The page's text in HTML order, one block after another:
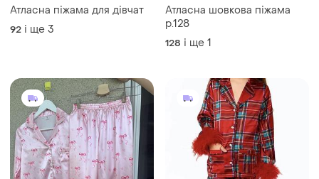
Атласна піжама для дівчат
92 і ще 3
Атласна шовкова піжама
р.128
128 і ще 1